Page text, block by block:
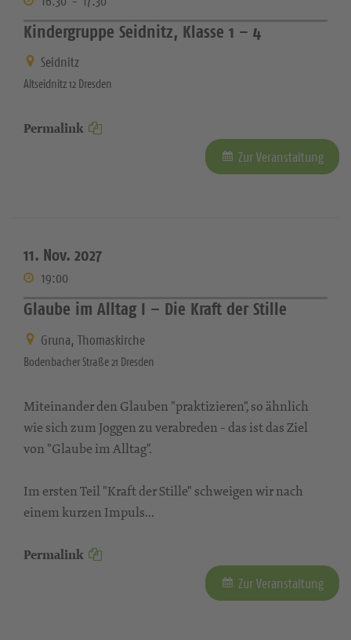
Kindergruppe Seidnitz, Klasse 1 – 4
Seidnitz
Altseidnitz 12 Dresden
Permalink
Zur Veranstaltung
11. Nov. 2027
19:00
Glaube im Alltag I – Die Kraft der Stille
Gruna, Thomaskirche
Bodenbacher Straße 21 Dresden
Miteinander den Glauben "praktizieren", so ähnlich
wie sich zum Joggen zu verabreden - das ist das Ziel
von "Glaube im Alltag".
Im ersten Teil "Kraft der Stille" schweigen wir nach
einem kurzen Impuls...
Permalink
Zur Veranstaltung